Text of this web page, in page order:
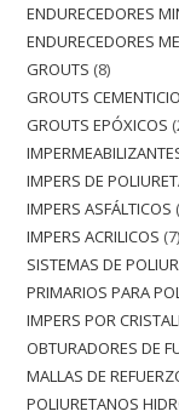
ENDURECEDORES
ENDURECEDORES
GROUTS 8
GROUTS
GROUTS EPÓXICOS
IMPERS DE
IMPERS ASFÁLTICOS
IMPERS ACRILICOS 7
SISTEMAS DE
PRIMARIOS PARA
IMPERS POR
OBTURADORES DE
MALLAS DE
POLIURETANOS